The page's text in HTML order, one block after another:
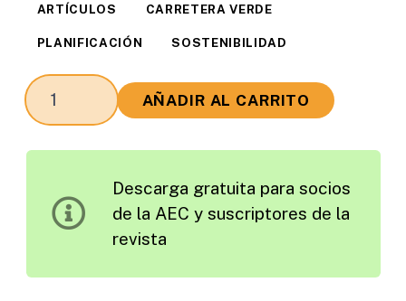
ARTÍCULOS CARRETERA VERDE
PLANIFICACIÓN SOSTENIBILIDAD
Apuntes
sobre
AÑADIR AL CARRITO
Descarga gratuita para socios
de la AEC y suscriptores de la
revista